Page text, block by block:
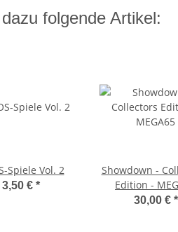
folgende Artikel:
Spiele Vol. 2
3,50 € *
Showdown -
Edition -
30,00 € *